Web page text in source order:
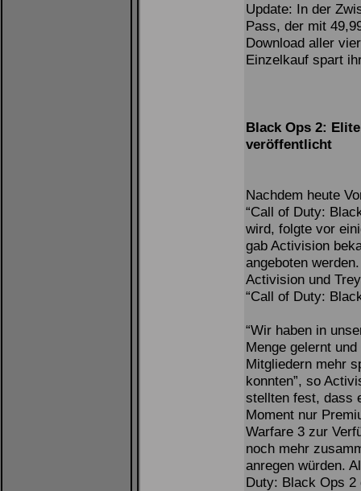
Update: In der
Pass, der mit
Download aller
Einzelkauf spart
Black Ops 2:
veröffentlicht
Nachdem heute
“Call of Duty:
wird, folgte vor
gab Activision
angeboten
Activision und
“Call of Duty:
“Wir haben in
Menge gelernt
Mitgliedern mehr
konnten”, so
stellten fest, dass
Moment nur
Warfare 3 zur
noch mehr
anregen würden.
Duty: Black Ops 2